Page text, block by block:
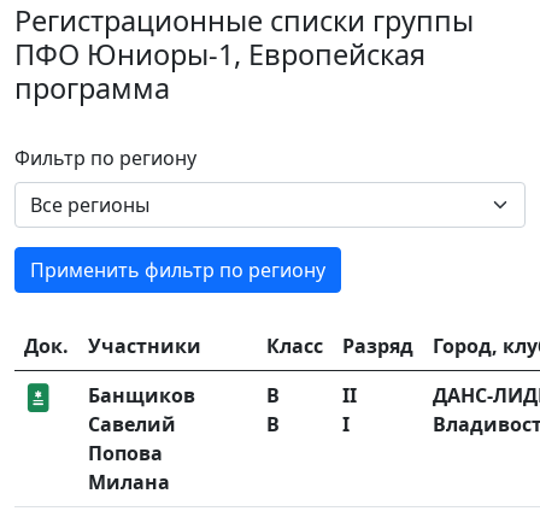
Регистрационные списки группы
ПФО Юниоры-1, Европейская
программа
Фильтр по региону
Применить фильтр по региону
Док. Участники Класс Разряд
Город,
Банщиков
Савелий
Попова
Милана
B
B
II
I
ДАНС-